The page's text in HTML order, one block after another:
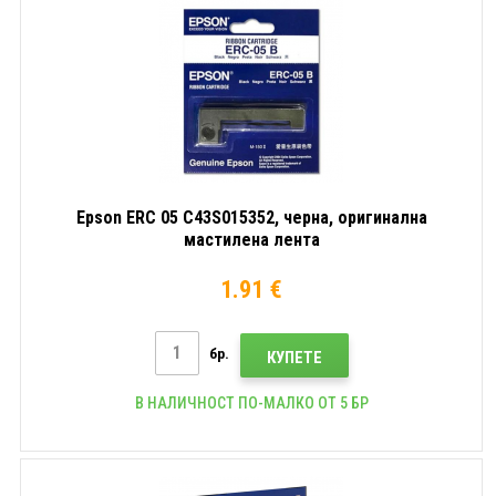
Epson ERC 05 C43S015352, черна, оригинална
мастилена лента
1.91 €
бр. КУПЕТЕ
В НАЛИЧНОСТ ПО-МАЛКО ОТ 5 БР